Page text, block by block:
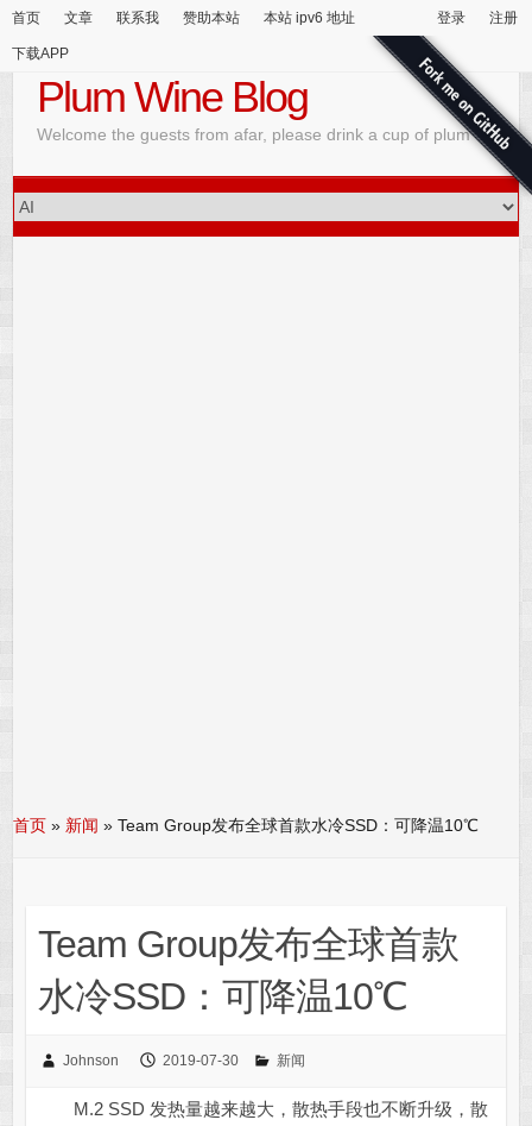
首页 文章 联系我 赞助本站 本站 ipv6 地址
下载APP
登录 注册
Plum Wine Blog
Welcome the guests from afar, please drink a cup of plum wine
首页 » 新闻 »Team Group发布全球首款水冷SSD：可降温10℃
Team Group发布全球首款
水冷SSD：可降温10℃
Johnson 2019-07-30 新闻
M.2 SSD 发热量越来越大，散热手段也不断升级，散